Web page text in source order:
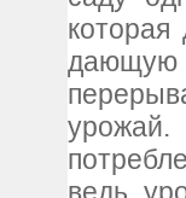
урожай.